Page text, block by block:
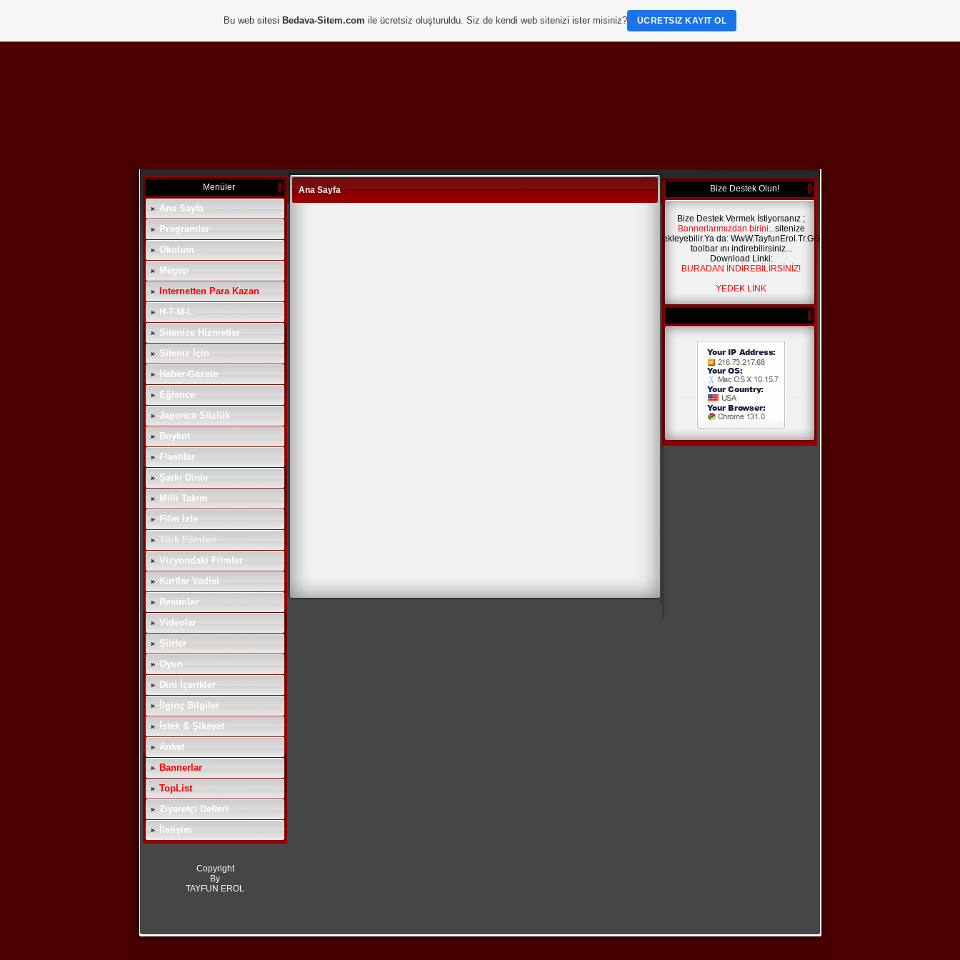
Menüler
Ana Sayfa
Programlar
Okulum
Megep
Internetten Para Kazan
H-T-M-L
Sitenize Hizmetler
Siteniz İçin
Haber-Gazete
Eğlence
Japonca Sözlük
Boykot
Flashlar
Şarkı Dinle
Milli Takım
Film İzle
Türk Filmleri
Vizyondaki Filmler
Kurtlar Vadisi
Resimler
Videolar
Şiirler
Oyun
Dini İçerikler
İlginç Bilgiler
İstek & Şikayet
Anket
Bannerlar
TopList
Ziyaretçi Defteri
İletişim
Copyright
By
TAYFUN EROL
Ana Sayfa Bize Destek Olun!
Bize Destek Vermek İstiyorsanız ;
Bannerlarımızdan birini...sitenize
ekleyebilir.Ya da: WwW.TayfunErol.Tr.GG
toolbar ını indirebilirsiniz...
Download Linki:
BURADAN İNDİREBİLİRSİNİZ!
YEDEK LİNK
Bu web sitesi Bedava-Sitem.com ile ücretsiz oluşturuldu. Siz de kendi web sitenizi ister misiniz? ÜCRETSIZ KAYIT OL